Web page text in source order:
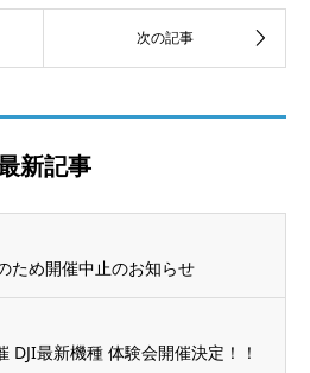
新記事
め開催中止のお知らせ
DJI最新機種 体験会開催決定！！